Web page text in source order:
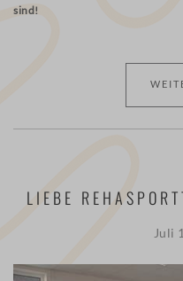
sind!
LIEBE
Juli